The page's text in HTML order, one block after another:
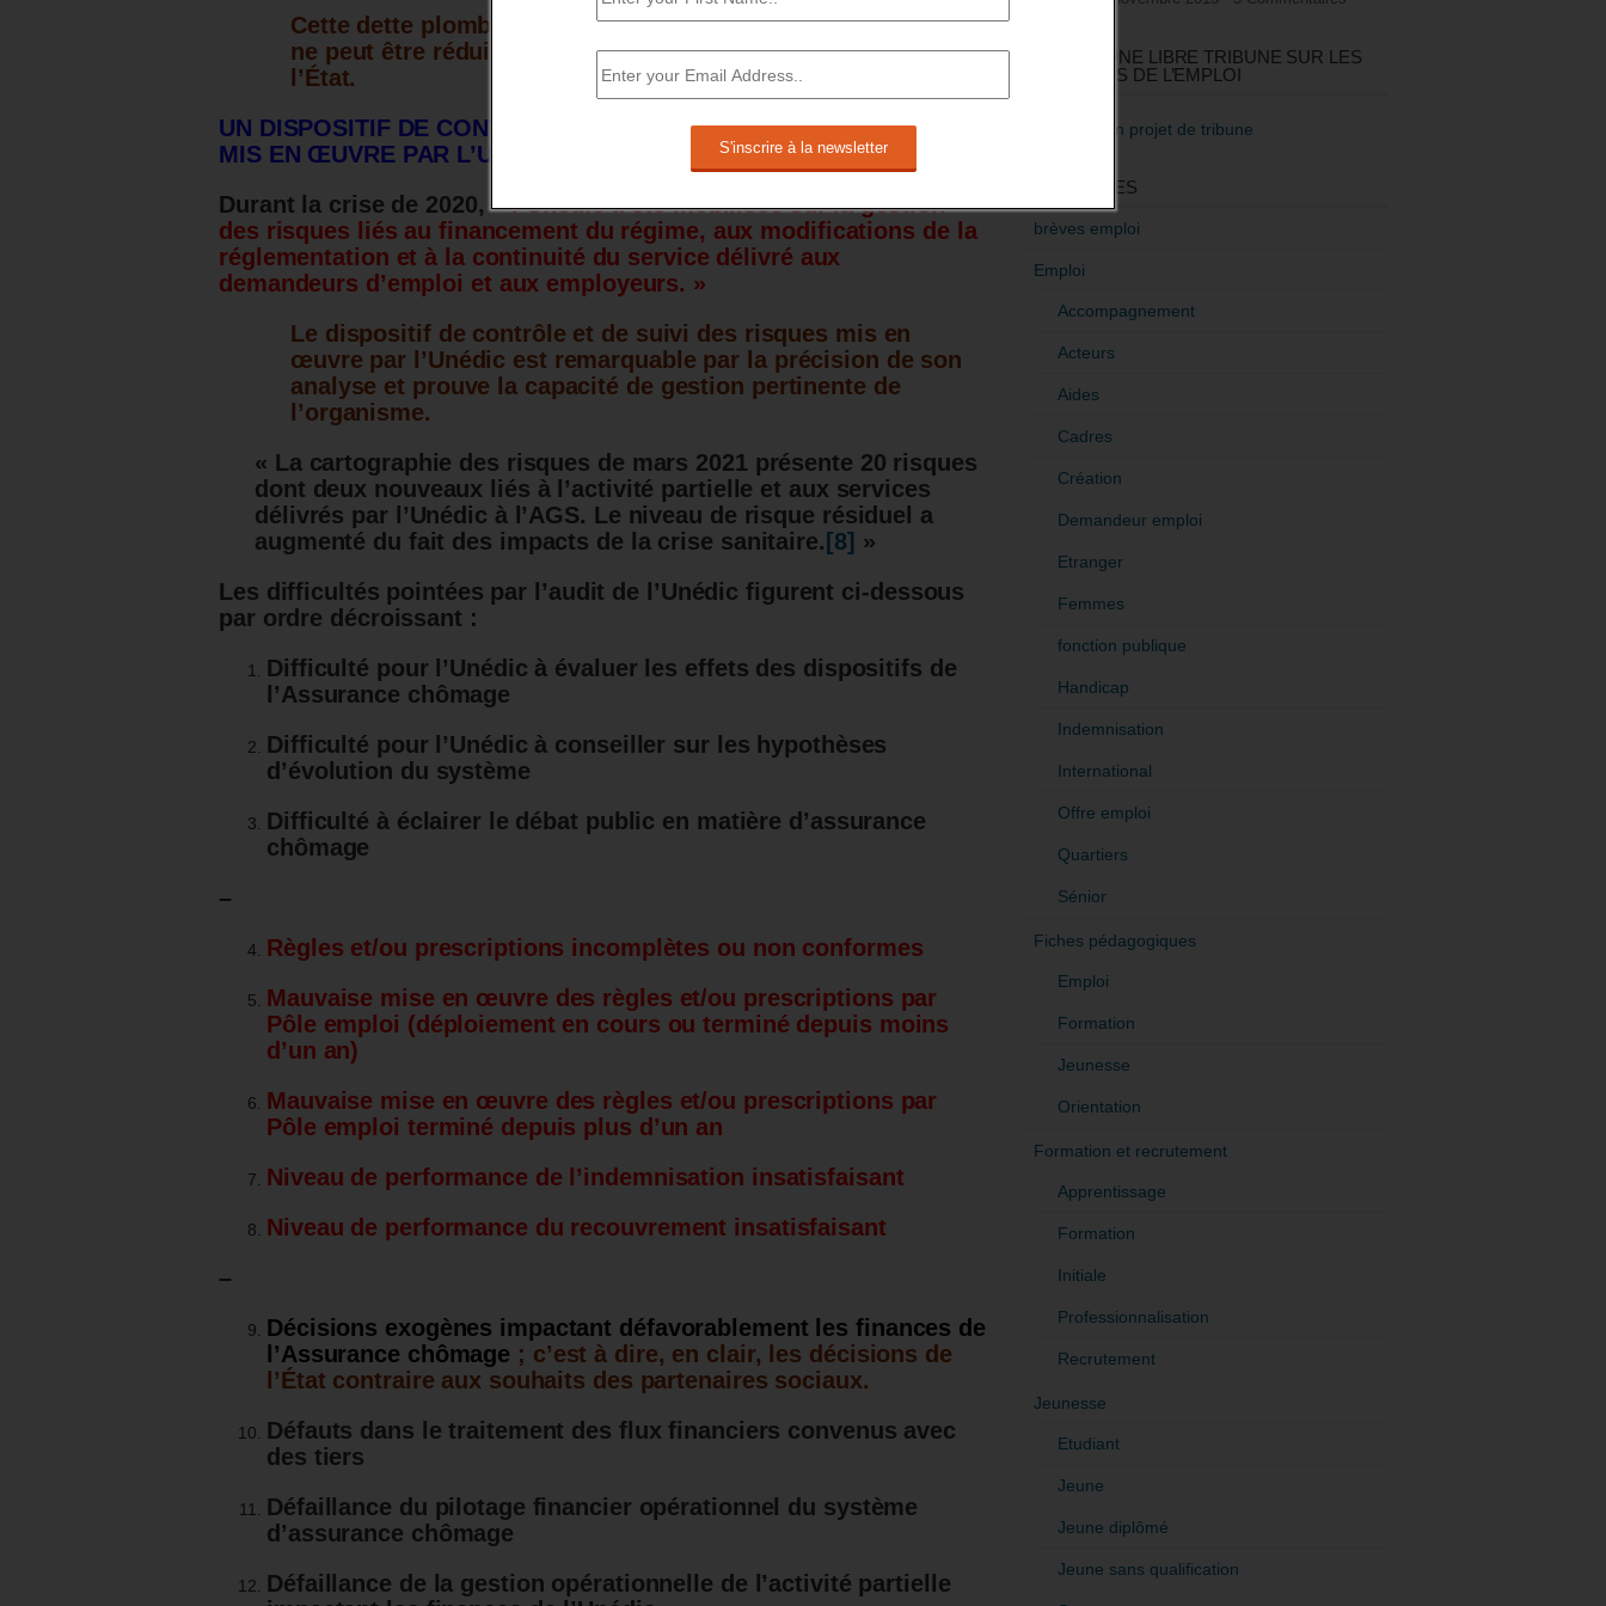
Cette dette plombe le régime de l’assurance chômage et elle
ne peut être réduite sans une prise en charge importante par
l’État.
UN DISPOSITIF DE CONTRÔLE ET DE SUIVI DES RISQUES A ÉTÉ
MIS EN ŒUVRE PAR L’UNEDIC.
Durant la crise de 2020, « l’Unédic a été mobilisée sur la gestion
des risques liés au financement du régime, aux modifications de la
réglementation et à la continuité du service délivré aux
demandeurs d’emploi et aux employeurs. »
Le dispositif de contrôle et de suivi des risques mis en
œuvre par l’Unédic est remarquable par la précision de son
analyse et prouve la capacité de gestion pertinente de
l’organisme.
« La cartographie des risques de mars 2021 présente 20 risques
dont deux nouveaux liés à l’activité partielle et aux services
délivrés par l’Unédic à l’AGS. Le niveau de risque résiduel a
augmenté du fait des impacts de la crise sanitaire. [8] »
Les difficultés pointées par l’audit de l’Unédic figurent ci-dessous
par ordre décroissant :
Difficulté pour l’Unédic à évaluer les effets des dispositifs de
l’Assurance chômage
Difficulté pour l’Unédic à conseiller sur les hypothèses
d’évolution du système
Difficulté à éclairer le débat public en matière d’assurance
chômage
–
Règles et/ou prescriptions incomplètes ou non conformes
Mauvaise mise en œuvre des règles et/ou prescriptions par
Pôle emploi (déploiement en cours ou terminé depuis moins
d’un an)
Mauvaise mise en œuvre des règles et/ou prescriptions par
Pôle emploi terminé depuis plus d’un an
Niveau de performance de l’indemnisation insatisfaisant
Niveau de performance du recouvrement insatisfaisant
–
Décisions exogènes impactant défavorablement les finances de
l’Assurance chômage ; c’est à dire, en clair, les décisions de
l’État contraire aux souhaits des partenaires sociaux.
Défauts dans le traitement des flux financiers convenus avec
des tiers
Défaillance du pilotage financier opérationnel du système
d’assurance chômage
Défaillance de la gestion opérationnelle de l’activité partielle
RÉDIGEZ UNE LIBRE TRIBUNE SUR LES
POLITIQUES DE L’EMPLOI
>Décrire mon projet de tribune
CATÉGORIES
brèves emploi
Emploi
Accompagnement
Acteurs
Aides
Cadres
Création
Demandeur emploi
Etranger
Femmes
fonction publique
Handicap
Indemnisation
International
Offre emploi
Quartiers
Sénior
Fiches pédagogiques
Emploi
Formation
Jeunesse
Orientation
Formation et recrutement
Apprentissage
Formation
Initiale
Professionnalisation
Recrutement
Jeunesse
Etudiant
Jeune
Jeune diplômé
Jeune sans qualification